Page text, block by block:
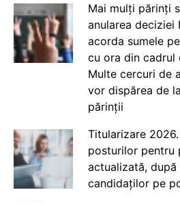
Mai mulți părinți
anularea deciziei
acorda sumele
cu ora din
Multe cercuri de
vor dispărea de
părinții
Titularizare
posturilor pentru
actualizată,
candidaților pe